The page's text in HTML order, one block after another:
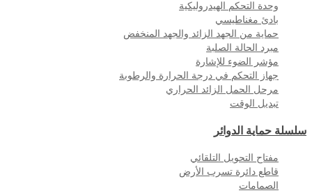
وحدة التحكم الهيدروليكية
بادئ مغناطيسي
حماية من الجهد الزائد والجهد المنخفض
مبرد الحالة الصلبة
مؤشر الضوء للإشارة
جهاز التحكم في درجة الحرارة والرطوبة
مرحل الحمل الزائد الحراري
تبديل الوقت
سلسلة حماية الدوائر
مفتاح التحويل التلقائي
قاطع دائرة تسرب الأرض
الصمامات